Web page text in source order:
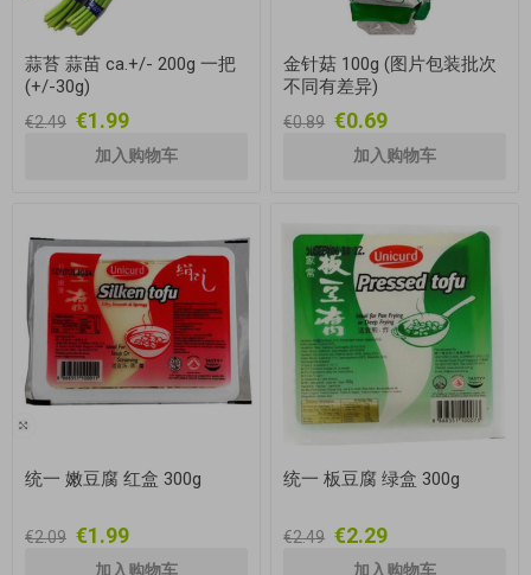
蒜苔 蒜苗 ca.+/- 200g 一把
(+/-30g)
€2.49 €1.99
金针菇 100g (图片包装批次
不同有差异)
€0.89 €0.69
统一 嫩豆腐 红盒 300g
€2.09 €1.99
统一 板豆腐 绿盒 300g
€2.49 €2.29